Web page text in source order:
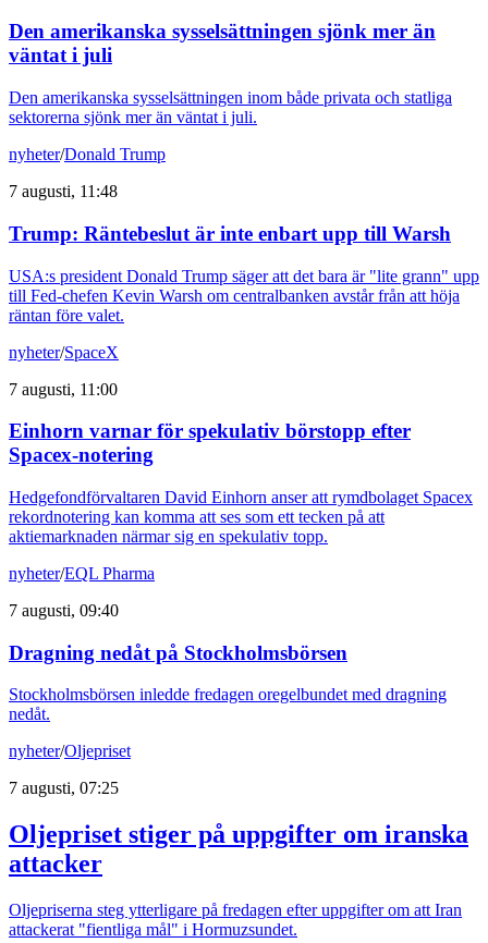
Den amerikanska sysselsättningen sjönk mer än
väntat i juli
Den amerikanska sysselsättningen inom både privata och statliga
sektorerna sjönk mer än väntat i juli.
nyheter/Donald Trump
7 augusti, 11:48
Trump: Räntebeslut är inte enbart upp till Warsh
USA:s president Donald Trump säger att det bara är "lite grann" upp
till Fed-chefen Kevin Warsh om centralbanken avstår från att höja
räntan före valet.
nyheter/SpaceX
7 augusti, 11:00
Einhorn varnar för spekulativ börstopp efter
Spacex-notering
Hedgefondförvaltaren David Einhorn anser att rymdbolaget Spacex
rekordnotering kan komma att ses som ett tecken på att
aktiemarknaden närmar sig en spekulativ topp.
nyheter/EQL Pharma
7 augusti, 09:40
Dragning nedåt på Stockholmsbörsen
Stockholmsbörsen inledde fredagen oregelbundet med dragning
nedåt.
nyheter/Oljepriset
7 augusti, 07:25
Oljepriset stiger på uppgifter om iranska
attacker
Oljepriserna steg ytterligare på fredagen efter uppgifter om att Iran
attackerat "fientliga mål" i Hormuzsundet.